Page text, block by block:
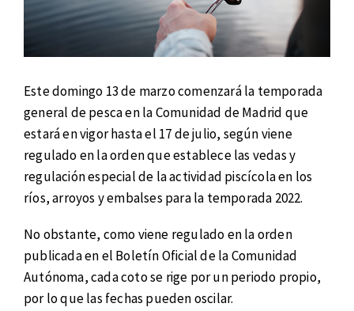
Este domingo 13 de marzo comenzará la temporada
general de pesca en la Comunidad de Madrid que
estará en vigor hasta el 17 de julio, según viene
regulado en la orden que establece las vedas y
regulación especial de la actividad piscícola en los
ríos, arroyos y embalses para la temporada 2022.
No obstante, como viene regulado en la orden
publicada en el Boletín Oficial de la Comunidad
Autónoma, cada coto se rige por un periodo propio,
por lo que las fechas pueden oscilar.